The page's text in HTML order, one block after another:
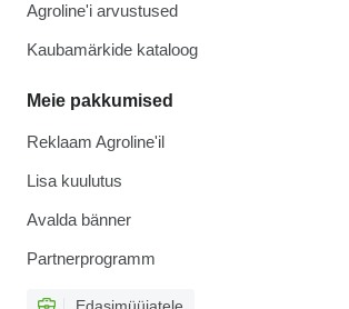
Agroline'i arvustused
Kaubamärkide kataloog
Meie pakkumised
Reklaam Agroline'il
Lisa kuulutus
Avalda bänner
Partnerprogramm